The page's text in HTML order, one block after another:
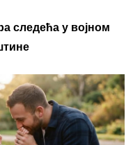
следећа у војном